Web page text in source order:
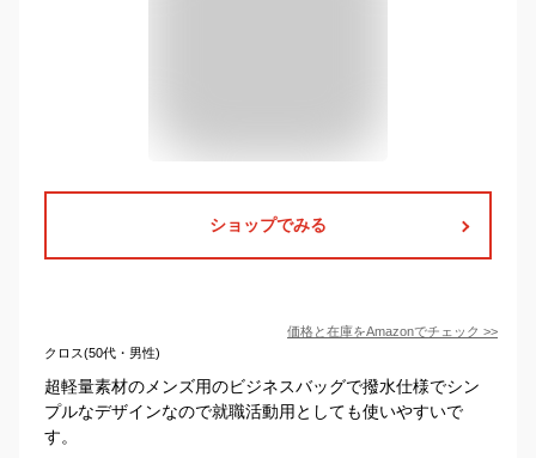
ショップでみる
価格と在庫をAmazonでチェック >>
クロス(50代・男性)
超軽量素材のメンズ用のビジネスバッグで撥水仕様でシン
プルなデザインなので就職活動用としても使いやすいで
す。